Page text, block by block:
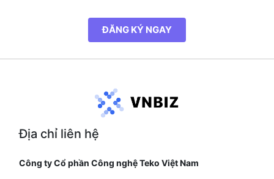
ĐĂNG KÝ NGAY
Địa chỉ liên hệ
Công ty Cổ phần Công nghệ Teko Việt Nam